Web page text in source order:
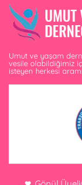
Umut ve yaşam
vesile olabildiğimiz
isteyen herkesi